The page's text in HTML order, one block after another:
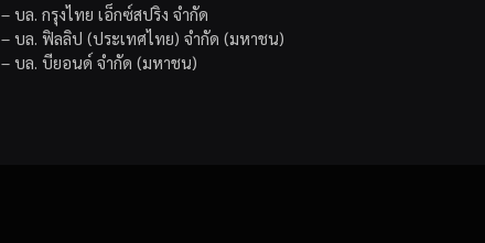
– บล. กรุงไทย เอ็กซ์สปริง จำกัด
– บล. ฟิลลิป (ประเทศไทย) จำกัด (มหาชน)
– บล. บียอนด์ จำกัด (มหาชน)